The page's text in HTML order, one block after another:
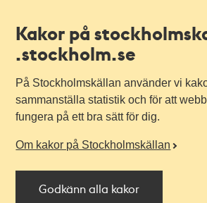
Kakor på
.stockholm.se
På Stockholmskällan använder vi
sammanställa statistik och för att
fungera på ett bra sätt för dig.
Om kakor på Stockholmskällan
Godkänn alla kakor